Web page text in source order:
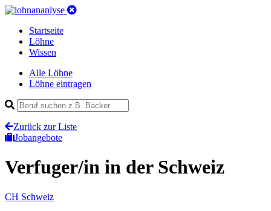
Startseite
Löhne
Wissen
Alle Löhne
Löhne eintragen
Zurück zur Liste
Jobangebote
Verfuger/in in der Schweiz
CH Schweiz